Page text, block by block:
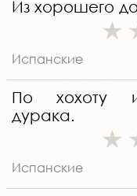
Из хорошего
Испанские
По хохоту
дурака.
Испанские